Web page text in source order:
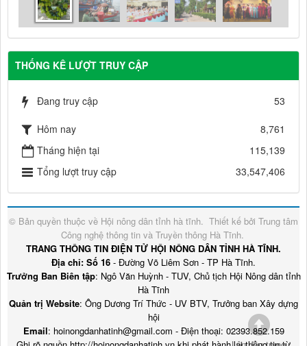
THỐNG KÊ LƯỢT TRUY CẬP
Đang truy cập 53
Hôm nay
8,761
Tháng hiện tại
115,139
Tổng lượt truy cập
33,547,406
© Bản quyền thuộc về Hội nông dân tỉnh hà tĩnh. Thiết kế bởi Trung tâm
Công nghệ thông tin và Truyền thông Hà Tĩnh.
TRANG THÔNG TIN ĐIỆN TỬ HỘI NÔNG DÂN TỈNH HÀ TĨNH.
Địa chỉ: Số 16 - Đường Võ Liêm Sơn - TP Hà Tĩnh.
Trưởng Ban Biên tập: Ngô Văn Huỳnh - TUV, Chủ tịch Hội Nông dân tỉnh
Hà Tĩnh
Quản trị Website: Ông Dương Trí Thức - UV BTV, Trưởng ban Xây dựng
hội
Email: hoinongdanhatinh@gmail.com - Điện thoại: 02393.852.159